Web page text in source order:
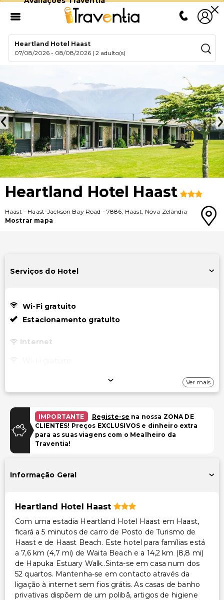
Heartland Hotel Haast
07/08/2026 - 08/08/2026 |2 adulto(s)
Heartland Hotel Haast
Haast - Haast-Jackson Bay Road - 7886, Haast, Nova Zelândia
Mostrar mapa
Serviços do Hotel
Wi-Fi gratuito
Estacionamento gratuito
Internet
Instalações
Sala de jogos/arcade
Serviço de lavanderia/lavagem a seco
Ver mais
IMPORTANTE Registe-se na nossa ZONA DE
CLIENTES! Preços EXCLUSIVOS e dinheiro extra
para as suas viagens com o Mealheiro da
Traventia!
Informação Geral
Heartland Hotel Haast
Com uma estadia Heartland Hotel Haast em Haast,
ficará a 5 minutos de carro de Posto de Turismo de
Haast e de Haast Beach. Este hotel para famílias está
a 7,6 km (4,7 mi) de Waita Beach e a 14,2 km (8,8 mi)
de Hapuka Estuary Walk..Sinta-se em casa num dos
52 quartos. Mantenha-se em contacto através da
ligação à internet sem fios grátis. As casas de banho
privativas dispõem de um polibã, artigos de higiene